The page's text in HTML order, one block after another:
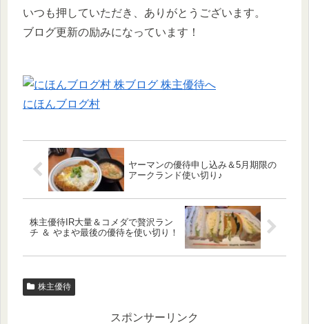
いつも押していただき、ありがとうございます。
ブログ更新の励みになっています！
にほんブログ村
ヤーマンの優待申し込み＆5月期限の
アークランド使い切り♪
株主優待IR大量＆コメダで贅沢ラン
チ ＆ やまや最後の優待を使い切り！
株主優待
スポンサーリンク